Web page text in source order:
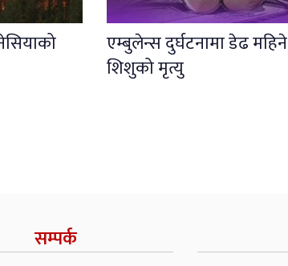
एम्बुलेन्स दुर्घटनामा डेढ महिने
शिशुको मृत्यु
सम्पर्क